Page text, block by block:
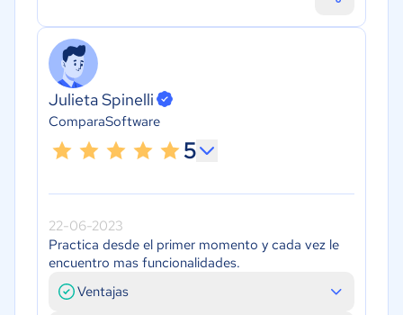
Julieta Spinelli
ComparaSoftware
5
22-06-2023
Practica desde el primer momento y cada vez le
encuentro mas funcionalidades.
Ventajas